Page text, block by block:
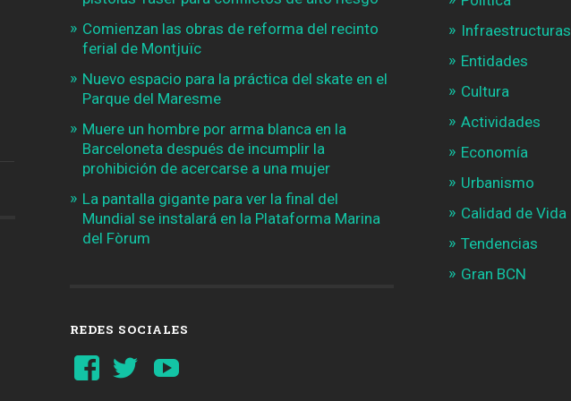
Comienzan las obras de reforma del recinto
ferial de Montjuïc
Nuevo espacio para la práctica del skate en el
Parque del Maresme
Muere un hombre por arma blanca en la
Barceloneta después de incumplir la
prohibición de acercarse a una mujer
La pantalla gigante para ver la final del
Mundial se instalará en la Plataforma Marina
del Fòrum
REDES SOCIALES
Ver
perfil
Ver
perfil
Infraestructuras
Entidades
Cultura
Actividades
Economía
Urbanismo
Calidad de Vida
Tendencias
Gran BCN